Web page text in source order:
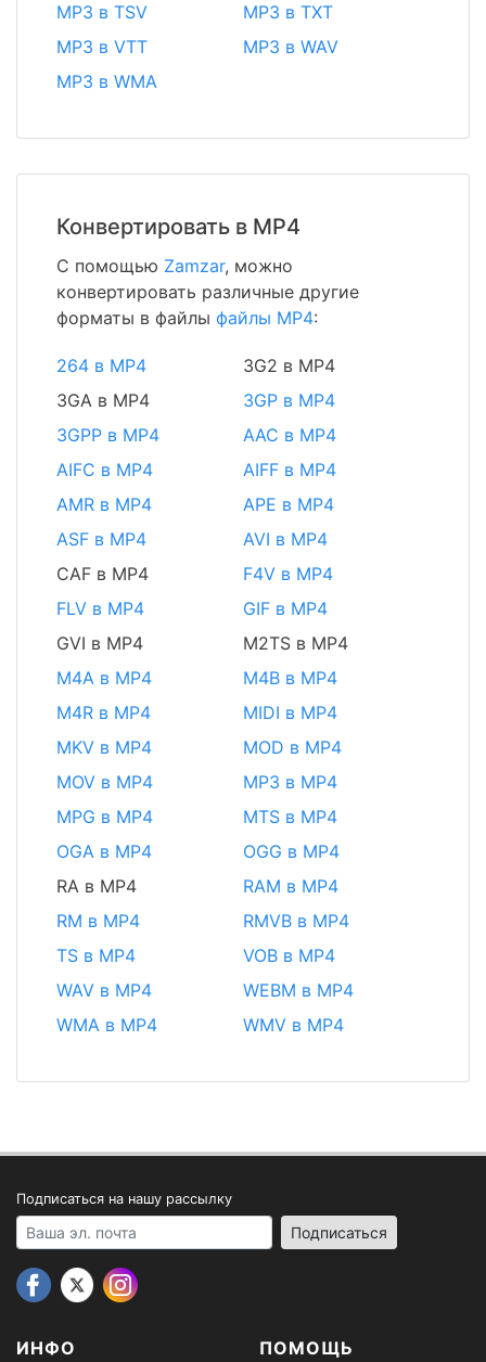
MP3 в TSV
MP3 в TXT
MP3 в VTT
MP3 в WAV
MP3 в WMA
Конвертировать в MP4
С помощью Zamzar, можно
конвертировать различные другие
форматы в файлы файлы MP4:
264 в MP4
3G2 в MP4
3GA в MP4
3GP в MP4
3GPP в MP4
AAC в MP4
AIFC в MP4
AIFF в MP4
AMR в MP4
APE в MP4
ASF в MP4
AVI в MP4
CAF в MP4
F4V в MP4
FLV в MP4
GIF в MP4
GVI в MP4
M2TS в MP4
M4A в MP4
M4B в MP4
M4R в MP4
MIDI в MP4
MKV в MP4
MOD в MP4
MOV в MP4
MP3 в MP4
MPG в MP4
MTS в MP4
OGA в MP4
OGG в MP4
RA в MP4
RAM в MP4
RM в MP4
RMVB в MP4
TS в MP4
VOB в MP4
WAV в MP4
WEBM в MP4
WMA в MP4
WMV в MP4
ИНФО ПОМОЩЬ
Подписаться на нашу рассылку
Your email address Подписаться